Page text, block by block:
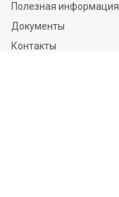
Полезная информация
Документы
Контакты